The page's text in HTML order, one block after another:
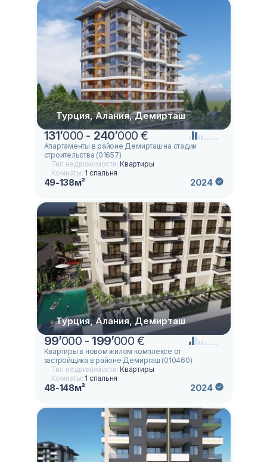
Турция, Алания, Демирташ
131’000 - 240’000 €
Апартаменты в районе Демирташ на стадии
строительства (01657)
Тип недвижимости:Квартиры
Комнаты: 1 спальня
49-138м² 2024
Турция, Алания, Демирташ
99’000 -199’000 €
Квартиры в новом жилом комплексе от
застройщика в районе Демирташ (010460)
Тип недвижимости:Квартиры
Комнаты: 1 спальня
48-148м² 2024